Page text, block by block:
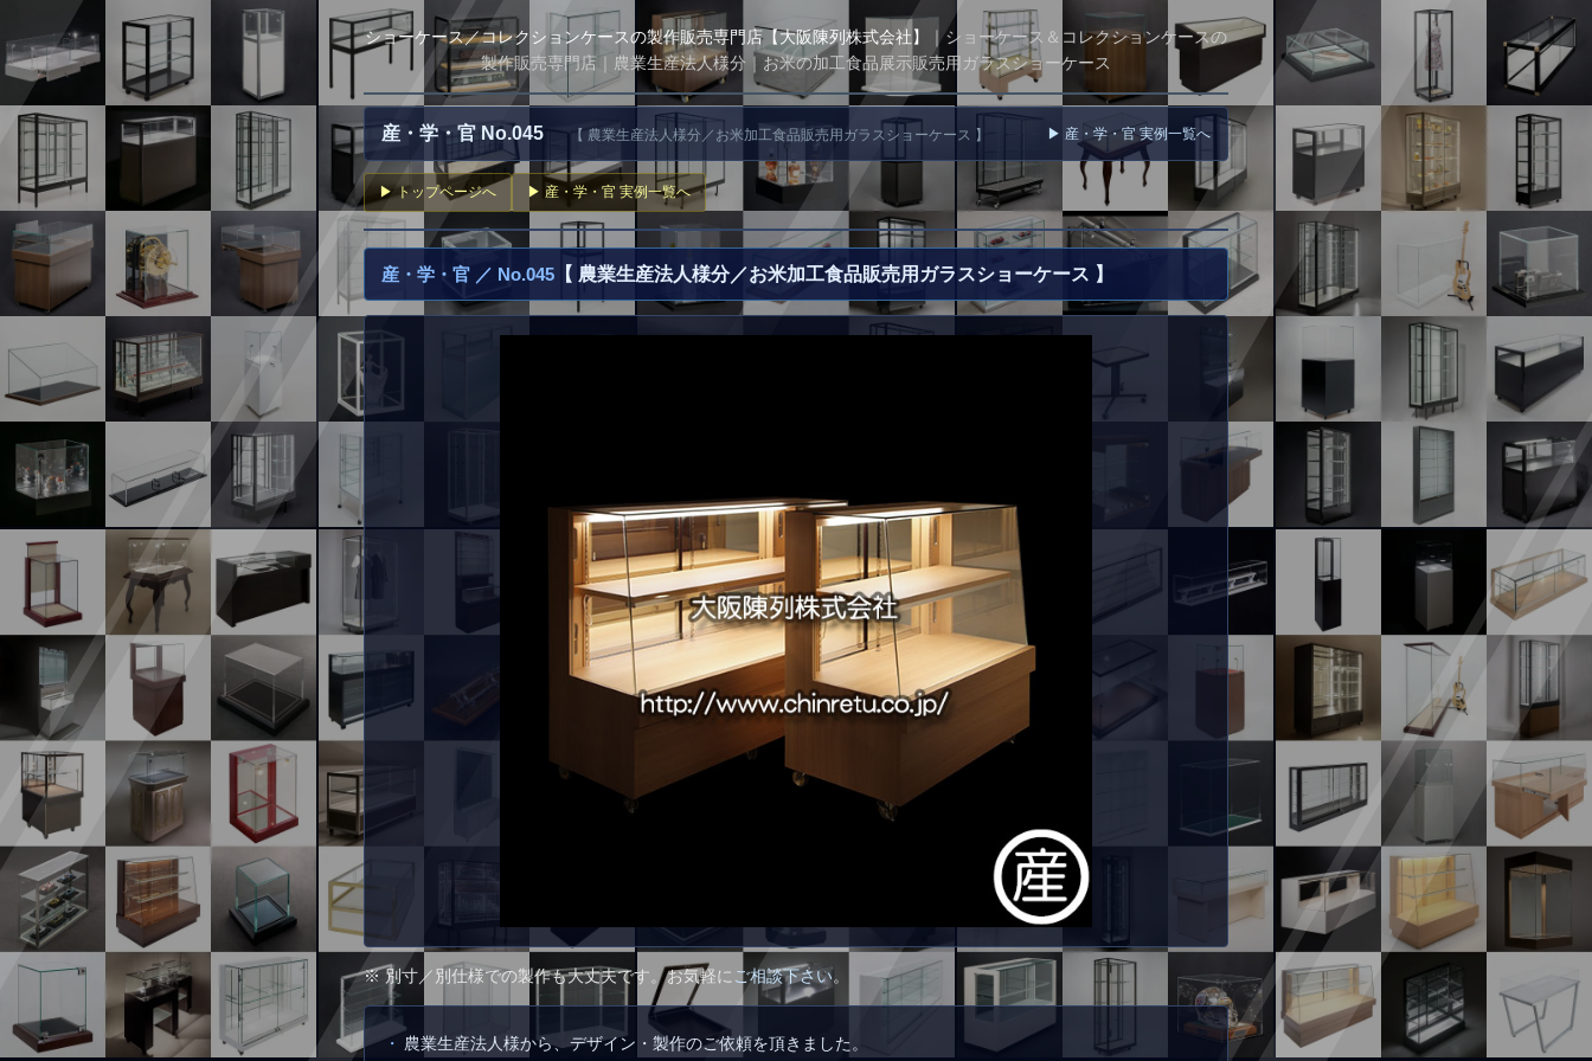
ショーケース／コレクションケースの製作販売専門店【大阪陳列株式会社】
｜ショーケース＆コレクションケースの
製作販売専門店｜農業生産法人様分｜お米の加工食品展示販売用ガラスショーケース
産・学・官 No.045 【 農業生産法人様分／お米加工食品販売用ガラスショーケース 】 ▶ 産・学・官 実例一覧へ
▶ トップページへ ▶ 産・学・官 実例一覧へ
産・学・官 ／ No.045 【 農業生産法人様分／お米加工食品販売用ガラスショーケース 】
※ 別寸／別仕様での製作も大丈夫です。お気軽に ご相談下さい。
農業生産法人様から、デザイン・製作のご依頼を頂きました。